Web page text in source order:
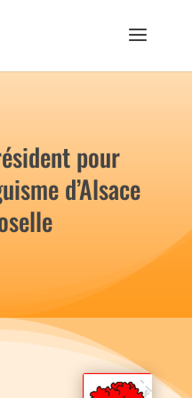
pour
d’Alsace